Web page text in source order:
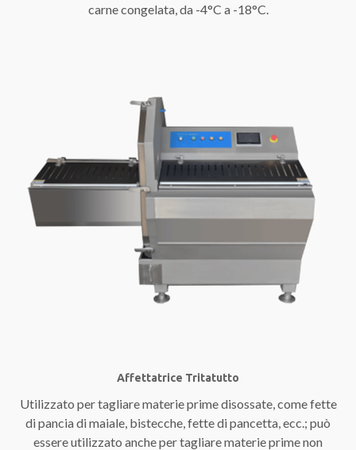
carne congelata, da -4°C a -18°C.
Affettatrice Tritatutto
Utilizzato per tagliare materie prime disossate, come fette
di pancia di maiale, bistecche, fette di pancetta, ecc.; può
essere utilizzato anche per tagliare materie prime non